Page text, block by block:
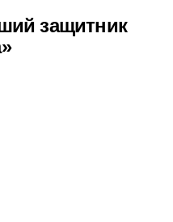
защитник